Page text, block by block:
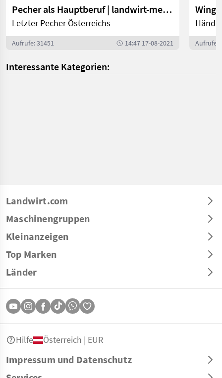
Pecher als Hauptberuf | landwirt-media.com
Letzter Pecher Österreichs
Aufrufe: 31451 14:47 17-08-2021 Aufrufe:
Interessante Kategorien:
Landwirt.com
Maschinengruppen
Kleinanzeigen
Top Marken
Länder
Impressum und Datenschutz
Hilfe Österreich | EUR